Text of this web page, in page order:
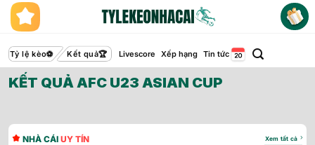
Bỏ
qua
dungTỷ lệ kèo Kết quả Livescore Xếp hạng Tin tức
KẾT QUẢ AFC U23 ASIAN CUP
NHÀ CÁI UY TÍN Xem tất cả